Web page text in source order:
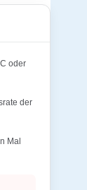
oder
der
Mal